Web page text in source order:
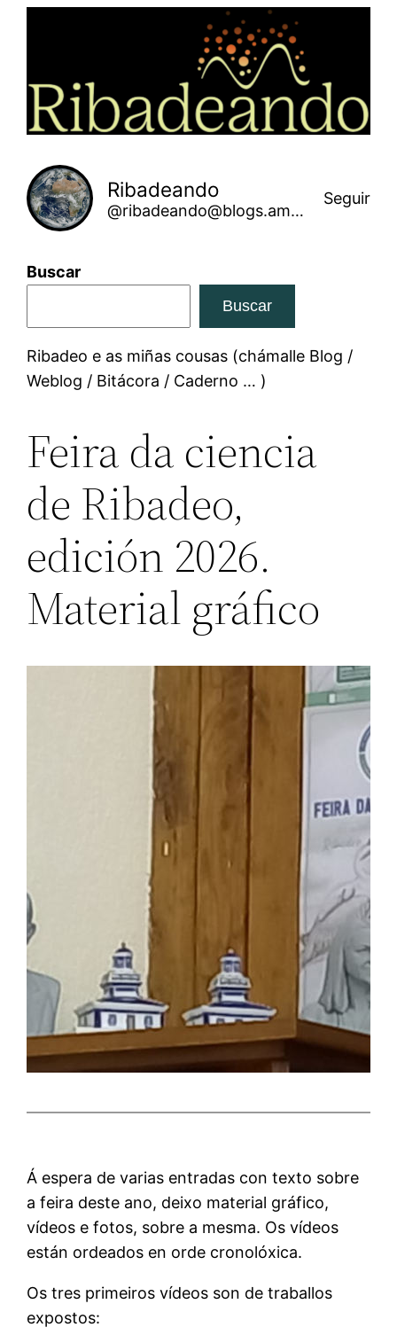
Ribadeando
@ribadeando@blogs.amarinha.gal
Seguir
Buscar
Buscar
Ribadeo e as miñas cousas (chámalle Blog /
Weblog / Bitácora / Caderno … )
Feira da ciencia
de Ribadeo,
edición 2026.
Material gráfico
Á espera de varias entradas con texto sobre
a feira deste ano, deixo material gráfico,
vídeos e fotos, sobre a mesma. Os vídeos
están ordeados en orde cronolóxica.
Os tres primeiros vídeos son de traballos
expostos: